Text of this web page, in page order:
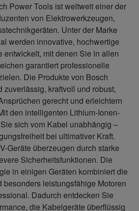
Power Tools ist weltweit einer der
von Elektrowerkzeugen,
Unter der Marke
werden innovative, hochwertige
entwickelt, mit denen Sie in allen
garantiert professionelle
Die Produkte von Bosch
zuverlässig, kraftvoll und robust,
gerecht und erleichtern
den intelligenten Lithium-Ionen-
sich vom Kabel unabhängig –
bei ultimativer Kraft.
Geräte überzeugen durch starke
Sicherheitsfunktionen. Die
in einigen Geräten kombiniert die
besonders leistungsfähige Motoren
Dadurch entdecken Sie
die Kabelgeräte überflüssig